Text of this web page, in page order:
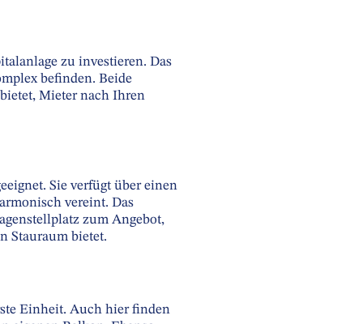
zu investieren. Das
befinden. Beide
Mieter nach Ihren
Sie verfügt über einen
vereint. Das
zum Angebot,
Stauraum bietet.
Einheit. Auch hier finden